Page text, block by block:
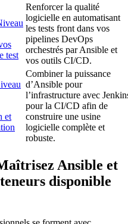
test
Renforcer la qualité
logicielle en automatisant
les tests front dans vos
pipelines DevOps
orchestrés par Ansible et
vos outils CI/CD.
et
Combiner la puissance
d’Ansible pour
l’infrastructure avec
pour la CI/CD afin de
construire une usine
logicielle complète et
robuste.
Ansible et
disponible